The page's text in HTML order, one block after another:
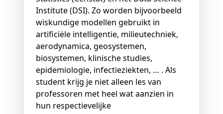
Institute (DSI). Zo worden bijvoorbeeld
wiskundige modellen gebruikt in
artificiële intelligentie, milieutechniek,
aerodynamica, geosystemen,
biosystemen, klinische studies,
epidemiologie, infectieziekten, … . Als
student krijg je niet alleen les van
professoren met heel wat aanzien in
hun respectievelijke